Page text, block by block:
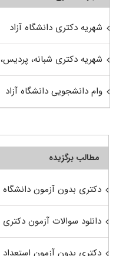
شهریه دکتری دانشگاه آزاد
شهریه دکتری شبانه، پردیس،
وام دانشجویی دانشگاه آزاد
مطالب برگزیده
دکتری بدون آزمون دانشگاه
دانلود سوالات آزمون دکتری